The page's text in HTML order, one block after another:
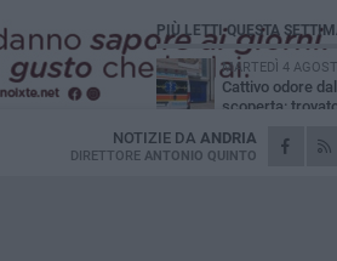
NOTIZIE DA ANDRIA
DIRETTORE ANTONIO QUINTO
PIÙ LETTI QUESTA
MARTEDÌ 4
Cattivo odore
scoperta:
SABATO 1 AGOSTO
"3 vite. 2